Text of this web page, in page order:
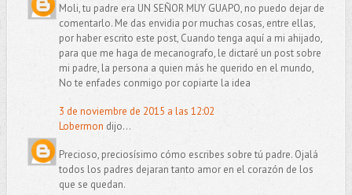
Moli, tu padre era UN SEÑOR MUY GUAPO, no puedo dejar de
comentarlo. Me das envidia por muchas cosas, entre ellas,
por haber escrito este post, Cuando tenga aquí a mi ahijado,
para que me haga de mecanografo, le dictaré un post sobre
mi padre, la persona a quien más he querido en el mundo,
No te enfades conmigo por copiarte la idea
3 de noviembre de 2015 a las 12:02
Lobermon dijo...
Precioso, preciosísimo cómo escribes sobre tú padre. Ojalá
todos los padres dejaran tanto amor en el corazón de los
que se quedan.